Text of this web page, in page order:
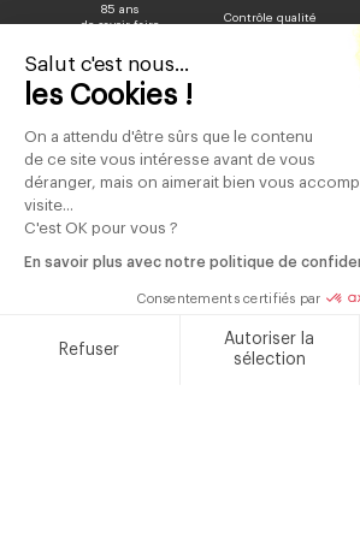
85 ans
de savoir faire
Contrôle qualité
NOTRE MARQUE
Salut c'est nous...
les Cookies !
On a attendu d'être sûrs que le contenu
de ce site vous intéresse avant de vous
déranger, mais on aimerait bien vous
visite...
C'est OK pour vous ?
En savoir plus avec notre politique de
Consentements certifiés par
Refuser
Autoriser la
sélection